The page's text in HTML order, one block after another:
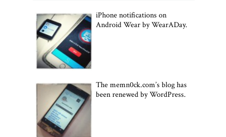
iPhone notifications on
Android Wear by WearADay.
The memn0ck.com’s blog has
been renewed by WordPress.